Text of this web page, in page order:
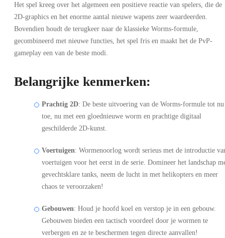
Het spel kreeg over het algemeen een positieve reactie van spelers, die de
2D-graphics en het enorme aantal nieuwe wapens zeer waardeerden.
Bovendien houdt de terugkeer naar de klassieke Worms-formule,
gecombineerd met nieuwe functies, het spel fris en maakt het de PvP-
gameplay een van de beste modi.
Belangrijke kenmerken:
Prachtig 2D: De beste uitvoering van de Worms-formule tot nu
toe, nu met een gloednieuwe worm en prachtige digitaal
geschilderde 2D-kunst.
Voertuigen: Wormenoorlog wordt serieus met de introductie
voertuigen voor het eerst in de serie. Domineer het landschap
gevechtsklare tanks, neem de lucht in met helikopters en meer
chaos te veroorzaken!
Gebouwen: Houd je hoofd koel en verstop je in een gebouw.
Gebouwen bieden een tactisch voordeel door je wormen te
verbergen en ze te beschermen tegen directe aanvallen!